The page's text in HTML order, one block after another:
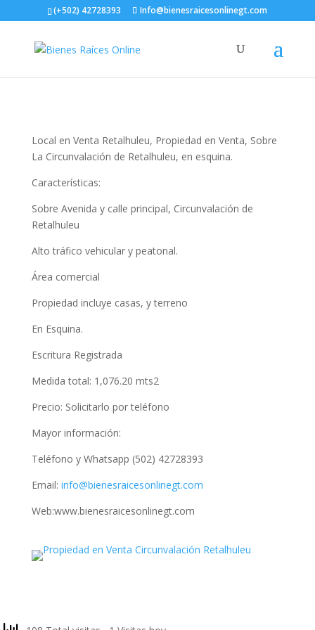
(+502) 42728393 Info@bienesraicesonlinegt.com
Local en Venta Retalhuleu, Propiedad en Venta, Sobre
La Circunvalación de Retalhuleu, en esquina.
Características:
Sobre Avenida y calle principal, Circunvalación de
Retalhuleu
Alto tráfico vehicular y peatonal.
Área comercial
Propiedad incluye casas, y terreno
En Esquina.
Escritura Registrada
Medida total: 1,076.20 mts2
Precio: Solicitarlo por teléfono
Mayor información:
Teléfono y Whatsapp (502) 42728393
Email: info@bienesraicesonlinegt.com
Web:www.bienesraicesonlinegt.com